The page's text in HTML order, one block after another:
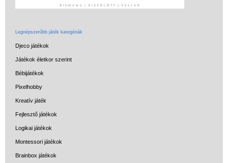
Legnépszerűbb játék kategóriák
Djeco játékok
Játékok életkor szerint
Bébijátékok
Pixelhobby
Kreatív játék
Fejlesztő játékok
Logikai játékok
Montessori játékok
Brainbox játékok